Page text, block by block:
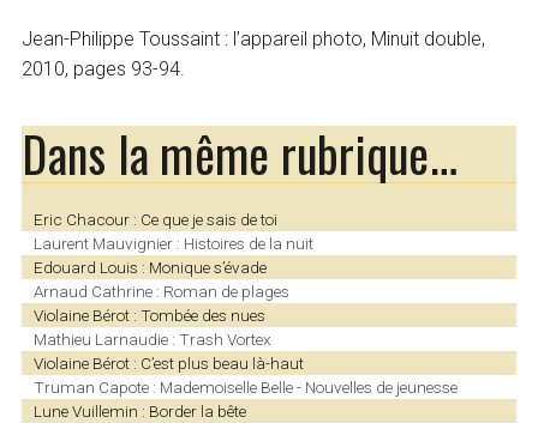
Jean-Philippe Toussaint : l’appareil photo, Minuit double,
2010, pages 93-94.
Dans la même rubrique…
Eric Chacour : Ce que je sais de toi
Laurent Mauvignier : Histoires de la nuit
Edouard Louis : Monique s’évade
Arnaud Cathrine : Roman de plages
Violaine Bérot : Tombée des nues
Mathieu Larnaudie : Trash Vortex
Violaine Bérot : C’est plus beau là-haut
Truman Capote : Mademoiselle Belle - Nouvelles de jeunesse
Lune Vuillemin : Border la bête